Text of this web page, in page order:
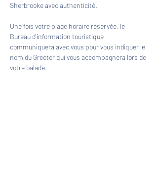
Sherbrooke avec authenticité.
Une fois votre plage horaire réservée, le
Bureau d'information touristique
communiquera avec vous pour vous indiquer le
nom du Greeter qui vous accompagnera lors de
votre balade.